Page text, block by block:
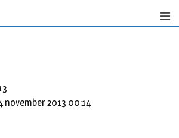
november 2013 00:14